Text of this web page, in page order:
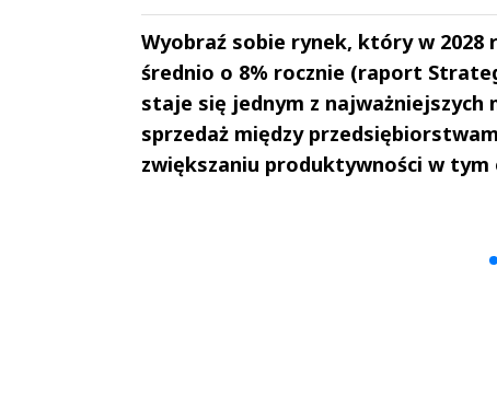
Wyobraź sobie rynek, który w 2028
średnio o 8% rocznie (raport
staje się jednym z
sprzedaż między
zwiększaniu produktywności w tym